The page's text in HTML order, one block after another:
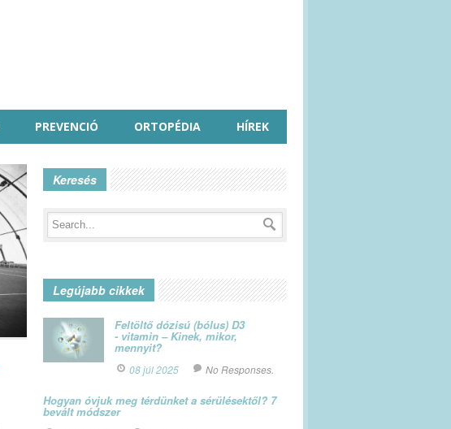
PREVENCIÓ ORTOPÉDIA HÍREK
Keresés
Legújabb cikkek
Feltöltő dózisú (bólus) D3
- vitamin – Kinek, mikor,
mennyit?
08 júl 2025 No Responses.
Hogyan óvjuk meg térdünket a sérülésektől? 7
bevált módszer